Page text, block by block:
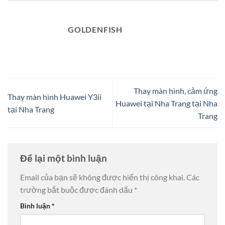
GOLDENFISH
Thay màn hình Huawei Y3ii
tại Nha Trang
Thay màn hình, cảm ứng
Huawei tại Nha Trang tại Nha
Trang
Để lại một bình luận
Email của bạn sẽ không được hiển thị công khai. Các
trường bắt buộc được đánh dấu *
Bình luận*